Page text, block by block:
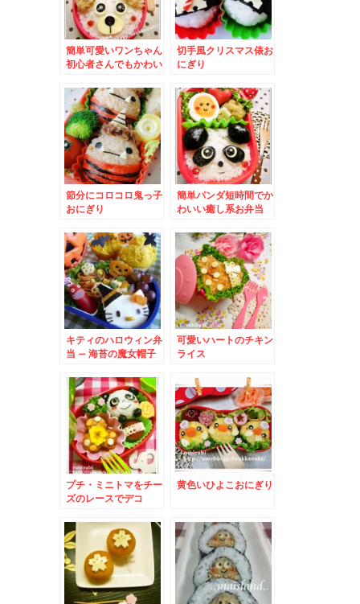
簡単可愛いワンちゃん
初心者さんでもかわい
切手風クリスマス俵お
にぎり
節分にコロコロ鬼っ子
おにぎり
簡単パンダ短時間でか
わいい癒し系お弁当
キティのハロウィン弁
当 – 海苔の魔女帽子
ン☆
可愛いハートのチキン
ライス
プチ・ミニトマをチー
ズのレースでデコ
黄色いひよこおにぎり